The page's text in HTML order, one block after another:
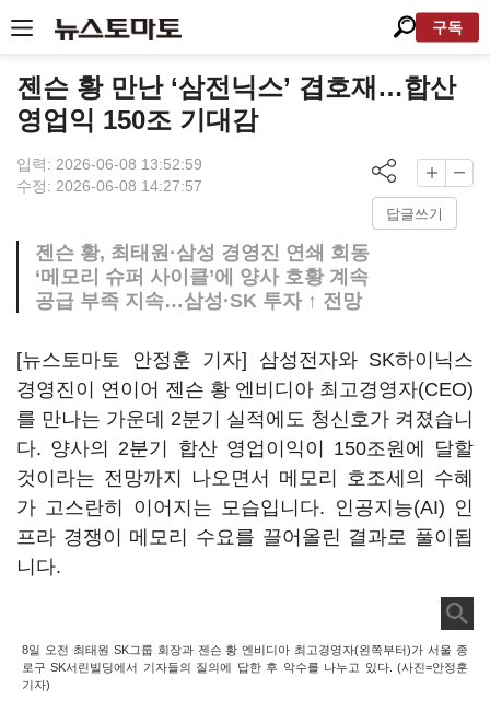
구독
젠슨 황 만난 ‘삼전닉스’ 겹호재…합산
영업익 150조 기대감
입력: 2026-06-08 13:52:59
수정: 2026-06-08 14:27:57
답글쓰기
젠슨 황, 최태원·삼성 경영진 연쇄 회동
‘메모리 슈퍼 사이클’에 양사 호황 계속
공급 부족 지속…삼성·SK 투자 ↑ 전망
[뉴스토마토 안정훈 기자] 삼성전자와 SK하이닉스
경영진이 연이어 젠슨 황 엔비디아 최고경영자(CEO)
를 만나는 가운데 2분기 실적에도 청신호가 켜졌습니
다. 양사의 2분기 합산 영업이익이 150조원에 달할
것이라는 전망까지 나오면서 메모리 호조세의 수혜
가 고스란히 이어지는 모습입니다. 인공지능(AI) 인
프라 경쟁이 메모리 수요를 끌어올린 결과로 풀이됩
니다.
8일 오전 최태원 SK그룹 회장과 젠슨 황 엔비디아 최고경영자(왼쪽부터)가 서울 종
로구 SK서린빌딩에서 기자들의 질의에 답한 후 악수를 나누고 있다. (사진=안정훈
기자)